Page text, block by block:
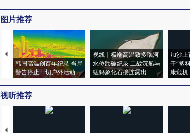
图片推荐
韩国高温创百年纪录 当局
警告停止一切户外活动
视线｜极端高温致多瑙河
水位跌破纪录 二战沉船与
猛犸象化石接连露出
加沙上
于“塑
康危机
视听推荐